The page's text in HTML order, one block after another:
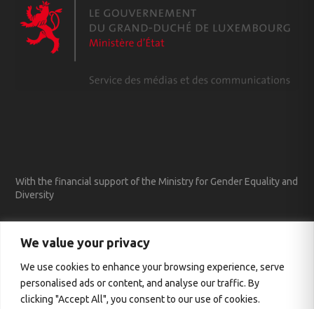
We value your privacy
We use cookies to enhance your browsing experience, serve
personalised ads or content, and analyse our traffic. By
clicking "Accept All", you consent to our use of cookies.
With the financial support of the Ministry for Gender Equality and
Diversity